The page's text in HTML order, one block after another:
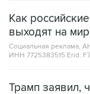
Как
выходят на
Социальная реклама,
ИНН 7725383515 Erid:
Трамп заявил,